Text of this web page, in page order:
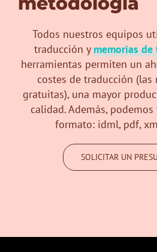
Todos nuestros equipos
traducción ymemorias de
herramientas permiten un
costes de traducción (las
gratuitas), una mayor
calidad. Además,
formato: idml, pdf,
SOLICITAR UN